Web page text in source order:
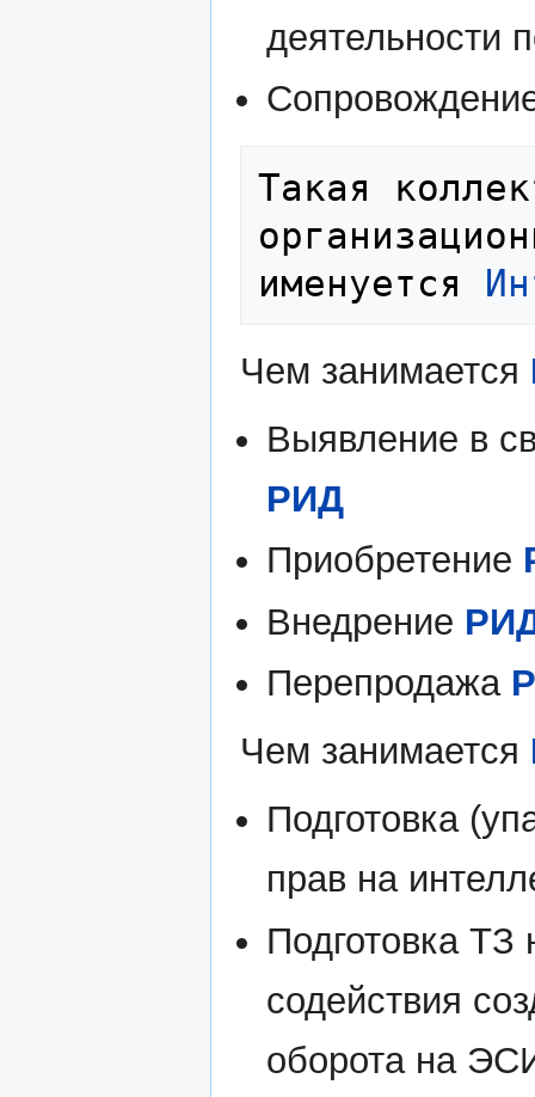
деятельности
Такая
именуется
Чем занимается
Выявление в
РИД
Приобретение
Внедрение
Перепродажа
Чем занимается
Подготовка
прав на
Подготовка ТЗ
содействия
оборота на